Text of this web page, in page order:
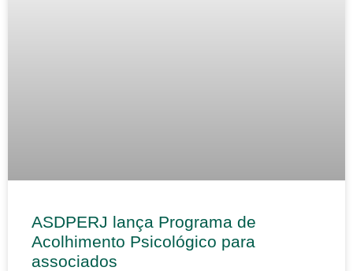
ASDPERJ lança Programa de
Acolhimento Psicológico para
associados